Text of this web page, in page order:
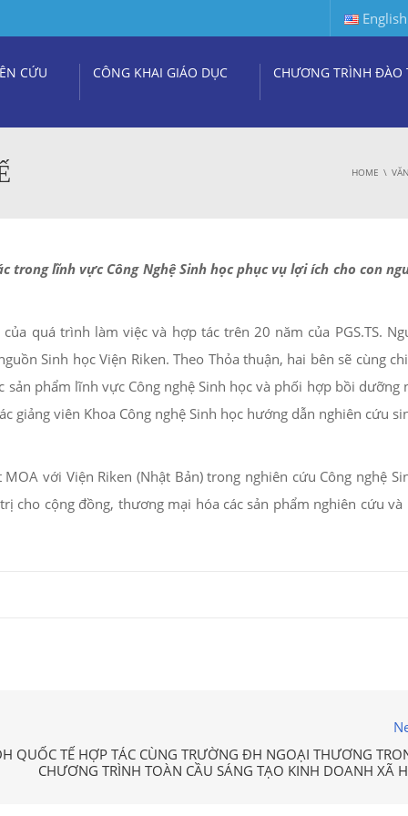
English
CỨU CÔNG KHAI GIÁO DỤC CHƯƠNG TRÌNH ĐÀO
HOME
trong lĩnh vực Công Nghệ Sinh học phục vụ lợi ích cho con
quá trình làm việc và hợp tác trên 20 năm của PGS.TS.
Sinh học Viện Riken. Theo Thỏa thuận, hai bên sẽ cùng
phẩm lĩnh vực Công nghệ Sinh học và phối hợp bồi dưỡng
giảng viên Khoa Công nghệ Sinh học hướng dẫn nghiên cứu
với Viện Riken (Nhật Bản) trong nghiên cứu Công nghệ
cho cộng đồng, thương mại hóa các sản phẩm nghiên cứu và
QUỐC TẾ HỢP TÁC CÙNG TRƯỜNG ĐH NGOẠI THƯƠNG
CHƯƠNG TRÌNH TOÀN CẦU SÁNG TẠO KINH DOANH XÃ